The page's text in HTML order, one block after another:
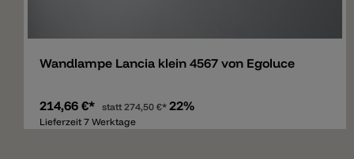
Wandlampe Lancia klein 4567 von Egoluce
214,66 €* statt 274,50 €* 22%
Lieferzeit 7 Werktage